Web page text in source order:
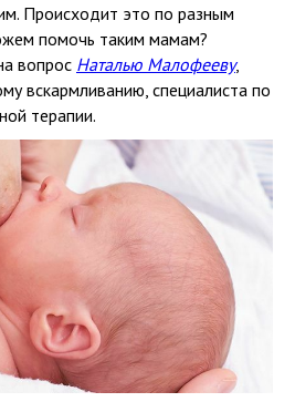
Происходит это по разным
помочь таким мамам?
вопрос Наталью Малофееву,
вскармливанию, специалиста по
терапии.